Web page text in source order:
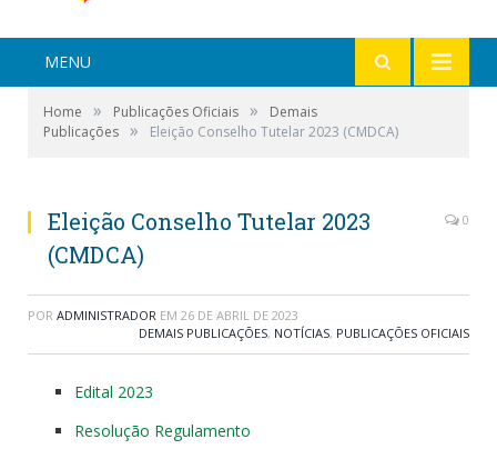
MENU
Home » Publicações Oficiais »
Demais
Publicações » Eleição Conselho Tutelar 2023 (CMDCA)
Eleição Conselho Tutelar 2023
(CMDCA)
0
POR ADMINISTRADOR EM 26 DE ABRIL DE 2023
DEMAIS PUBLICAÇÕES, NOTÍCIAS, PUBLICAÇÕES OFICIAIS
Edital 2023
Resolução Regulamento